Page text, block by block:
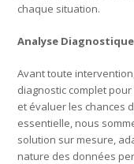
chaque situation.
Analyse Diagnostique
Avant toute
diagnostic complet
et évaluer les chances
essentielle, nous
solution sur mesure,
nature des données